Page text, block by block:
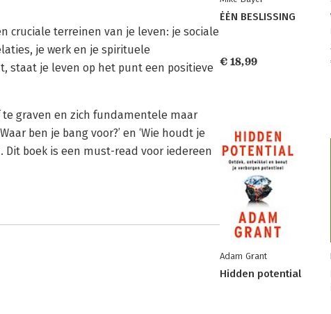
cruciale terreinen van je leven: je sociale
je werk en je spirituele
staat je leven op het punt een positieve
graven en zich fundamentele maar
ben je bang voor?’ en ‘Wie houdt je
boek is een must-read voor iedereen
ĖĖN BESLISSING
€ 18,99
Adam Grant
Hidden potential